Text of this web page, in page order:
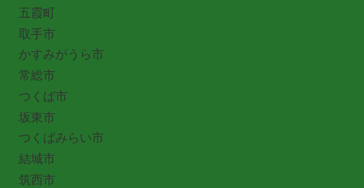
五霞町
取手市
かすみがうら市
常総市
つくば市
坂東市
つくばみらい市
結城市
筑西市